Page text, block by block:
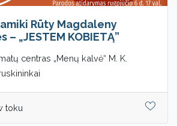
Rūty Magdaleny
„JESTEM KOBIETĄ”
centras „Menų kalvė“ M. K.
toku